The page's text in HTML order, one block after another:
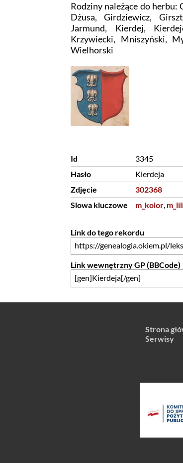
Rodziny należące do herbu:
Dżusa, Girdziewicz,
Jarmund, Kierdej,
Krzywiecki, Mniszyński,
Wielhorski
Id
3345
Hasło
Kierdeja
Zdjęcie
302368
Slowa kluczowe
m_kolor,
Link do tego rekordu
Link wewnętrzny GP (BBCode)
Strona
Serwisy